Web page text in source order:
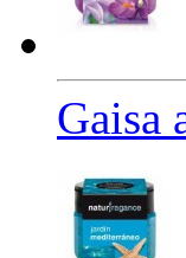
Gaisa